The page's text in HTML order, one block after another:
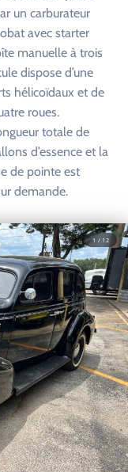
un carburateur
avec starter
manuelle à trois
dispose d’une
hélicoïdaux et de
roues.
totale de
d’essence et la
de pointe est
demande.
1 / 12